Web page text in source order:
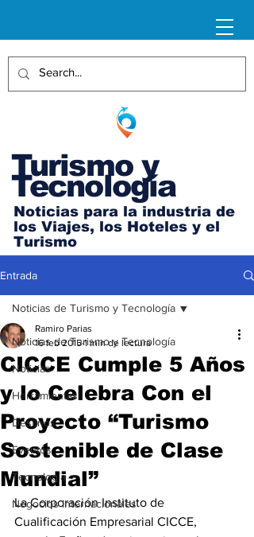
Turismo y
Tecnología
Noticias para la industria de
los Viajes, los Hoteles y el
Turismo
Entrada
Noticias de Turismo y Tecnología
Noticias
Herramientas
Destinos
Eventos
Tecnología
Negocios Internacionales
Noticias de Turismo y Tecnología
CICCE Cumple 5 Años
y lo Celebra Con el
Proyecto “Turismo
Sostenible de Clase
Mundial”
Ramiro Parias
16 feb 2015 1 min de lectura
La Corporación Instituto de
Cualificación Empresarial CICCE,